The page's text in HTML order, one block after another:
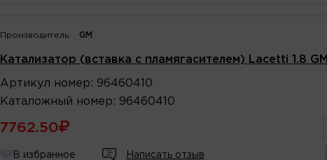
Производитель: GM
Катализатор (вставка с пламягасителем) Lacetti 1.8 GM
Артикул номер : 96460410
Каталожный номер : 96460410
7762.50
В избранное Написать отзыв